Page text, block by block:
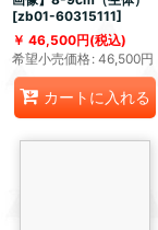
[zb01-60315111]
46,500円(税込)
希望小売価格: 46,500円
カートに入れる